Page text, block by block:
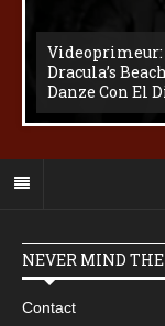
Videoprimeur:
Dracula’s
Danze Con El
NEVER MIND
Contact